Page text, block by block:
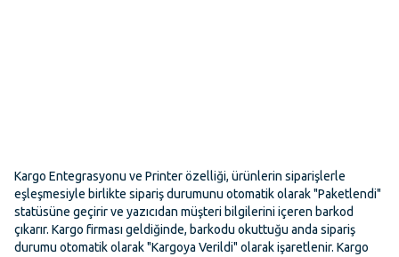
Kargo Entegrasyonu ve Printer özelliği, ürünlerin siparişlerle
eşleşmesiyle birlikte sipariş durumunu otomatik olarak "Paketlendi"
statüsüne geçirir ve yazıcıdan müşteri bilgilerini içeren barkod
çıkarır. Kargo firması geldiğinde, barkodu okuttuğu anda sipariş
durumu otomatik olarak "Kargoya Verildi" olarak işaretlenir. Kargo